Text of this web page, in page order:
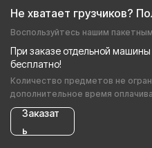
Не хватает грузчиков?
Воспользуйтесь нашим
При заказе отдельной
бесплатно!
Количество предметов не
дополнительное время
Заказат
ь